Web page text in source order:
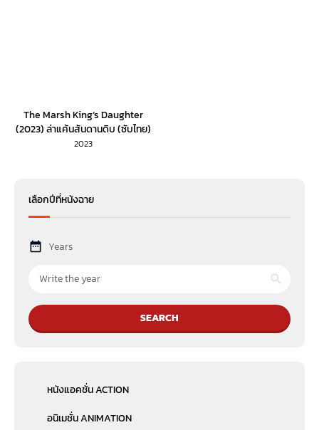
The Marsh King‘s Daughter
(2023) ล่าแค้นสันดานดิบ (ซับไทย)
2023
เลือกปีที่หนังฉาย
Years
SEARCH
หนังแอคชั่น ACTION
อนิเมชั่น ANIMATION